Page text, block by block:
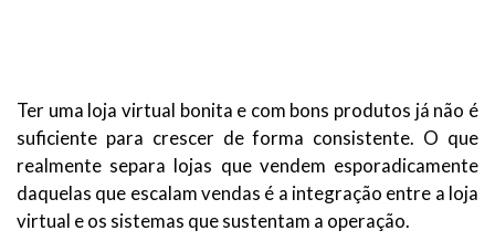
Ter uma loja virtual bonita e com bons produtos já não é
suficiente para crescer de forma consistente. O que
realmente separa lojas que vendem esporadicamente
daquelas que escalam vendas é a integração entre a loja
virtual e os sistemas que sustentam a operação.